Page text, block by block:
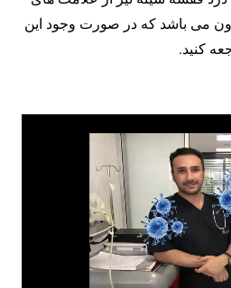
می باشد که در صورت وجود این
کنید.